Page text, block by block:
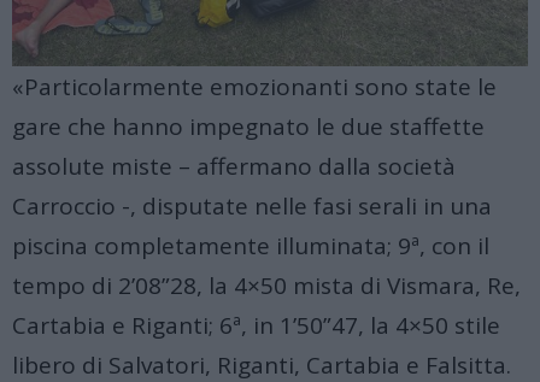
«Particolarmente emozionanti sono state le
gare che hanno impegnato le due staffette
assolute miste – affermano dalla società
Carroccio -, disputate nelle fasi serali in una
piscina completamente illuminata; 9ª, con il
tempo di 2’08”28, la 4×50 mista di Vismara, Re,
Cartabia e Riganti; 6ª, in 1’50”47, la 4×50 stile
libero di Salvatori, Riganti, Cartabia e Falsitta.